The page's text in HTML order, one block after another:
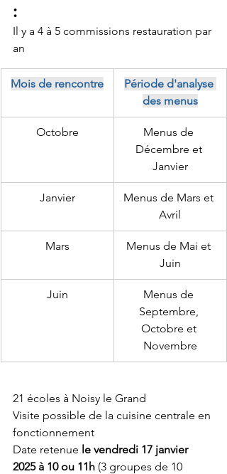
:
Il y a 4 à 5 commissions restauration par
an
Mois de rencontre
Période d'analyse
des menus
Octobre
Menus de
Décembre et
Janvier
Janvier
Menus de Mars et
Avril
Mars
Menus de Mai et
Juin
Juin
Menus de
Septembre,
Octobre et
Novembre
21 écoles à Noisy le Grand
Visite possible de la cuisine centrale en
fonctionnement
Date retenue le vendredi 17 janvier
2025 à 10 ou 11h (3 groupes de 10